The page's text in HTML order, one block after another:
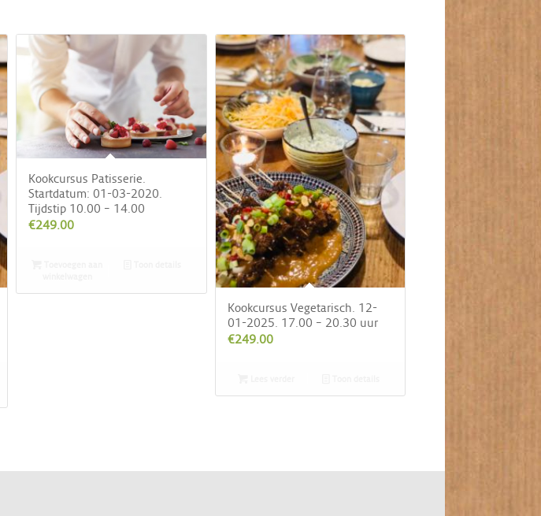
Kookcursus Patisserie.
Startdatum: 01-03-2020.
Tijdstip 10.00 – 14.00
€249.00
Kookcursus Vegetarisch. 12-
01-2025. 17.00 – 20.30 uur
€249.00